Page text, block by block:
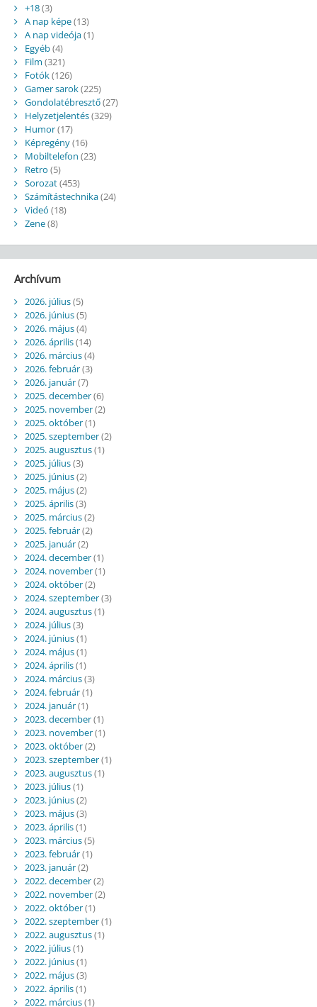
+18(3)
A nap képe(13)
A nap videója(1)
Egyéb(4)
Film (321)
Fotók(126)
Gamer sarok(225)
Gondolatébresztő(27)
Helyzetjelentés(329)
Humor(17)
Képregény(16)
Mobiltelefon (23)
Retro (5)
Sorozat(453)
Számítástechnika(24)
Videó (18)
Zene(8)
Archívum
2026. július(5)
2026. június(5)
2026. május(4)
2026. április(14)
2026. március(4)
2026. február(3)
2026. január(7)
2025. december(6)
2025. november(2)
2025. október(1)
2025. szeptember(2)
2025. augusztus(1)
2025. július(3)
2025. június(2)
2025. május(2)
2025. április(3)
2025. március(2)
2025. február(2)
2025. január(2)
2024. december(1)
2024. november(1)
2024. október(2)
2024. szeptember(3)
2024. augusztus(1)
2024. július(3)
2024. június(1)
2024. május(1)
2024. április(1)
2024. március(3)
2024. február(1)
2024. január(1)
2023. december(1)
2023. november(1)
2023. október(2)
2023. szeptember(1)
2023. augusztus(1)
2023. július(1)
2023. június(2)
2023. május(3)
2023. április(1)
2023. március(5)
2023. február(1)
2023. január(2)
2022. december(2)
2022. november(2)
2022. október(1)
2022. szeptember(1)
2022. augusztus(1)
2022. július(1)
2022. június(1)
2022. május(3)
2022. április(1)
2022. március(1)